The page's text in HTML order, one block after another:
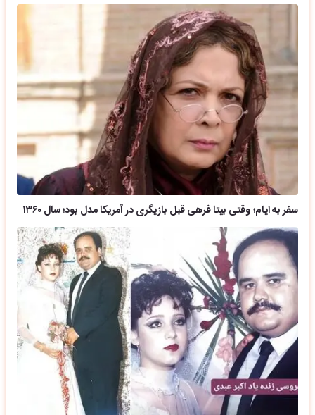
سفر به ایام؛ وقتی بیتا فرهی قبل بازیگری در آمریکا مدل بود؛ سال ۱۳۶۰